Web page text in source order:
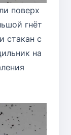
поверх
гнёт
стакан с
на